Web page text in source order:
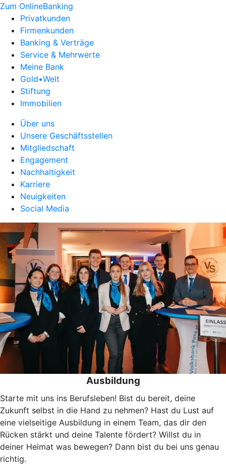
Zum OnlineBanking
Privatkunden
Firmenkunden
Banking & Verträge
Service & Mehrwerte
Meine Bank
Gold•Welt
Stiftung
Immobilien
Über uns
Unsere Geschäftsstellen
Mitgliedschaft
Engagement
Nachhaltigkeit
Karriere
Neuigkeiten
Social Media
Ausbildung
Starte mit uns ins Berufsleben! Bist du bereit, deine
Zukunft selbst in die Hand zu nehmen? Hast du Lust auf
eine vielseitige Ausbildung in einem Team, das dir den
Rücken stärkt und deine Talente fördert? Willst du in
deiner Heimat was bewegen? Dann bist du bei uns genau
richtig.